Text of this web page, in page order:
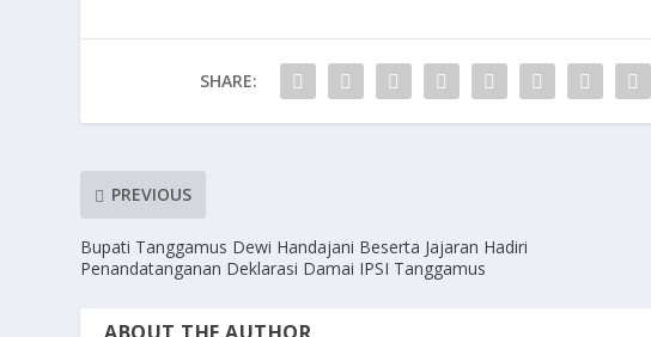
o
o
k
o
n
SHARE:
PREVIOUS
Bupati Tanggamus Dewi Handajani Beserta Jajaran Hadiri
Penandatanganan Deklarasi Damai IPSI Tanggamus